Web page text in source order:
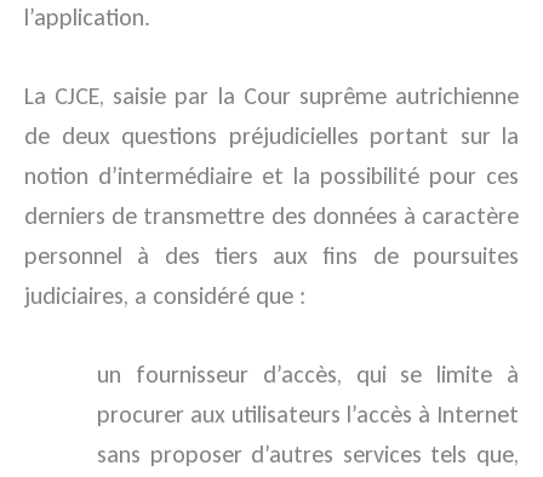
l’application.
La CJCE, saisie par la Cour suprême autrichienne
de deux questions préjudicielles portant sur la
notion d’intermédiaire et la possibilité pour ces
derniers de transmettre des données à caractère
personnel à des tiers aux fins de poursuites
judiciaires, a considéré que :
un fournisseur d’accès, qui se limite à
procurer aux utilisateurs l’accès à Internet
sans proposer d’autres services tels que,